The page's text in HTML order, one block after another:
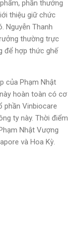
phần thưởng
thiệu giữ chức
Nguyễn Thanh
thường trực
để hợp thức ghế
của Phạm Nhật
hoàn toàn có cơ
phần Vinbiocare
ty này. Thời điểm
Nhật Vượng
và Hoa Kỳ.